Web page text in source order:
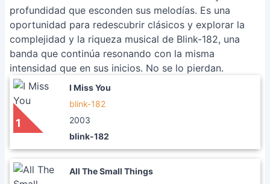
profundidad que esconden sus melodías. Es una
oportunidad para redescubrir clásicos y explorar la
complejidad y la riqueza musical de Blink-182, una
banda que continúa resonando con la misma
intensidad que en sus inicios. No se lo pierdan.
1
I Miss You
blink-182
2003
blink-182
All The Small Things